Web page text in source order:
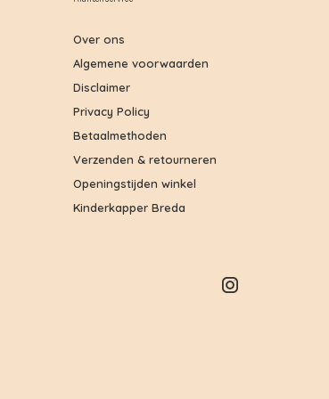
Over ons
Algemene voorwaarden
Disclaimer
Privacy Policy
Betaalmethoden
Verzenden & retourneren
Openingstijden winkel
Kinderkapper Breda